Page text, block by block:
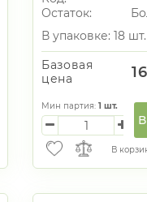
Остаток:
В упаковке: 18 шт.
Базовая
цена
Мин партия:1 шт.
В